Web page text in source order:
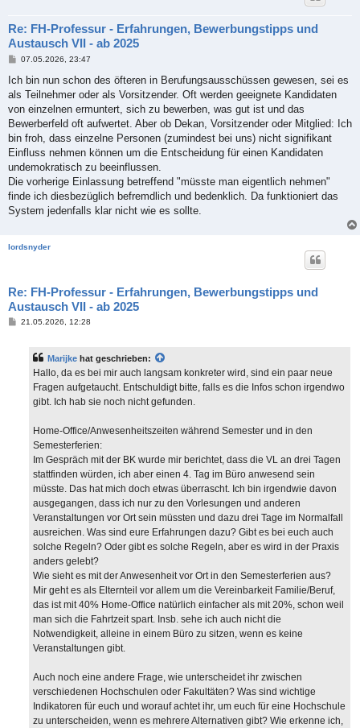
Re: FH-Professur - Erfahrungen, Bewerbungstipps und
Austausch VII - ab 2025
B
i
r
a
07.05.2026, 23:47
Ich bin nun schon des öfteren in Berufungsausschüssen gewesen, sei es
als Teilnehmer oder als Vorsitzender. Oft werden geeignete Kandidaten
von einzelnen ermuntert, sich zu bewerben, was gut ist und das
Bewerberfeld oft aufwertet. Aber ob Dekan, Vorsitzender oder Mitglied: Ich
bin froh, dass einzelne Personen (zumindest bei uns) nicht signifikant
Einfluss nehmen können um die Entscheidung für einen Kandidaten
undemokratisch zu beeinflussen.
Die vorherige Einlassung betreffend "müsste man eigentlich nehmen"
finde ich diesbezüglich befremdlich und bedenklich. Da funktioniert das
System jedenfalls klar nicht wie es sollte.
lordsnyder
Re: FH-Professur - Erfahrungen, Bewerbungstipps und
Austausch VII - ab 2025
B21.05.2026, 12:28
Marijke hat geschrieben:
Hallo, da es bei mir auch langsam konkreter wird, sind ein paar neue
Fragen aufgetaucht. Entschuldigt bitte, falls es die Infos schon irgendwo
gibt. Ich hab sie noch nicht gefunden.
Home-Office/Anwesenheitszeiten während Semester und in den
Semesterferien:
Im Gespräch mit der BK wurde mir berichtet, dass die VL an drei Tagen
stattfinden würden, ich aber einen 4. Tag im Büro anwesend sein
müsste. Das hat mich doch etwas überrascht. Ich bin irgendwie davon
ausgegangen, dass ich nur zu den Vorlesungen und anderen
Veranstaltungen vor Ort sein müssten und dazu drei Tage im Normalfall
ausreichen. Was sind eure Erfahrungen dazu? Gibt es bei euch auch
solche Regeln? Oder gibt es solche Regeln, aber es wird in der Praxis
anders gelebt?
Wie sieht es mit der Anwesenheit vor Ort in den Semesterferien aus?
Mir geht es als Elternteil vor allem um die Vereinbarkeit Familie/Beruf,
das ist mit 40% Home-Office natürlich einfacher als mit 20%, schon weil
man sich die Fahrtzeit spart. Insb. sehe ich auch nicht die
Notwendigkeit, alleine in einem Büro zu sitzen, wenn es keine
Veranstaltungen gibt.
Auch noch eine andere Frage, wie unterscheidet ihr zwischen
verschiedenen Hochschulen oder Fakultäten? Was sind wichtige
Indikatoren für euch und worauf achtet ihr, um euch für eine Hochschule
zu unterscheiden, wenn es mehrere Alternativen gibt? Wie erkenne ich,